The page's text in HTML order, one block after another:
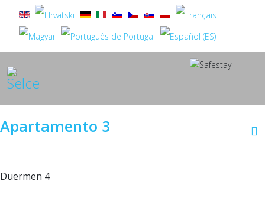
Apartamento 3
Duermen 4